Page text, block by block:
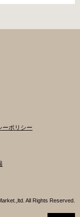
京メトロ半蔵門
から徒歩7分 大
所 千代田区大手町
（千代田区自転
駅 東京メトロ半蔵
必要な書類 返還
明証 千代田区HP
11番地 ※都立新
線新宿三丁目駅
歩8分 西新宿自転
登録申請書の提出
PDF：
まちづくり総務課
）または、期間
区役所5階5B窓
時間）。電話・
ません。 利用料
はお問い合わせく
わず） 定期利用
にお問い合わせく
の自転車駐輪場 利
ーポリシー
All Rights Reserved.